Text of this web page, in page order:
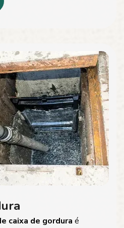
caixa de gordura é